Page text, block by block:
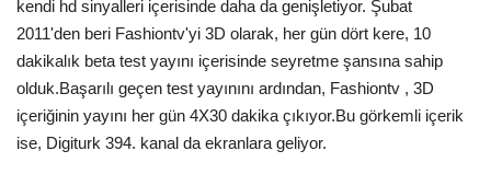
kendi hd sinyalleri içerisinde daha da genişletiyor. Şubat
2011'den beri Fashiontv'yi 3D olarak, her gün dört kere, 10
dakikalık beta test yayını içerisinde seyretme şansına sahip
olduk.Başarılı geçen test yayınını ardından, Fashiontv , 3D
içeriğinin yayını her gün 4X30 dakika çıkıyor.Bu görkemli içerik
ise, Digiturk 394. kanal da ekranlara geliyor.